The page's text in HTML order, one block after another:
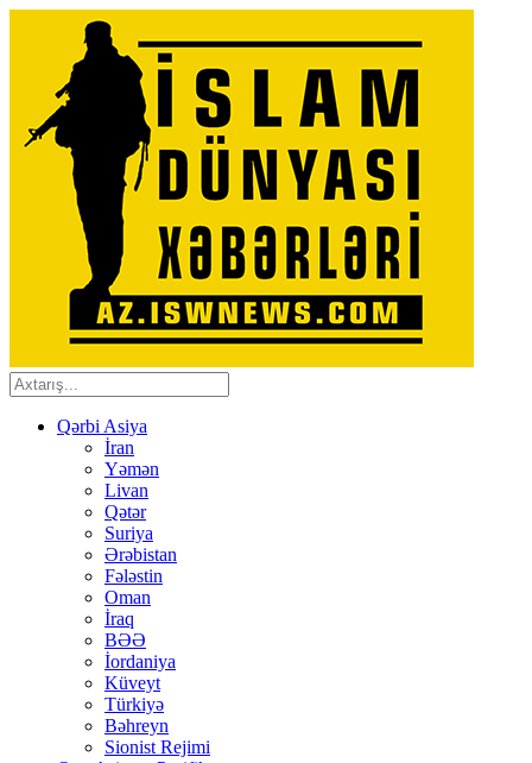
Qərbi Asiya
İran
Yəmən
Livan
Qətər
Suriya
Ərəbistan
Fələstin
Oman
İraq
BƏƏ
İordaniya
Küveyt
Türkiyə
Bəhreyn
Sionist Rejimi